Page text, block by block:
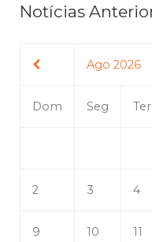
Notícias
Ago 2026
Dom Seg Ter
2 3 4
9 10 11